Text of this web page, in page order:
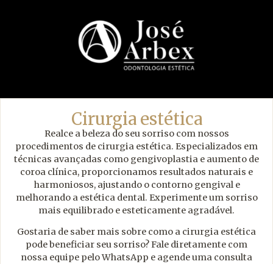
Cirurgia estética
Realce a beleza do seu sorriso com nossos
procedimentos de cirurgia estética. Especializados em
técnicas avançadas como gengivoplastia e aumento de
coroa clínica, proporcionamos resultados naturais e
harmoniosos, ajustando o contorno gengival e
melhorando a estética dental. Experimente um sorriso
mais equilibrado e esteticamente agradável.
Gostaria de saber mais sobre como a cirurgia estética
pode beneficiar seu sorriso? Fale diretamente com
nossa equipe pelo WhatsApp e agende uma consulta